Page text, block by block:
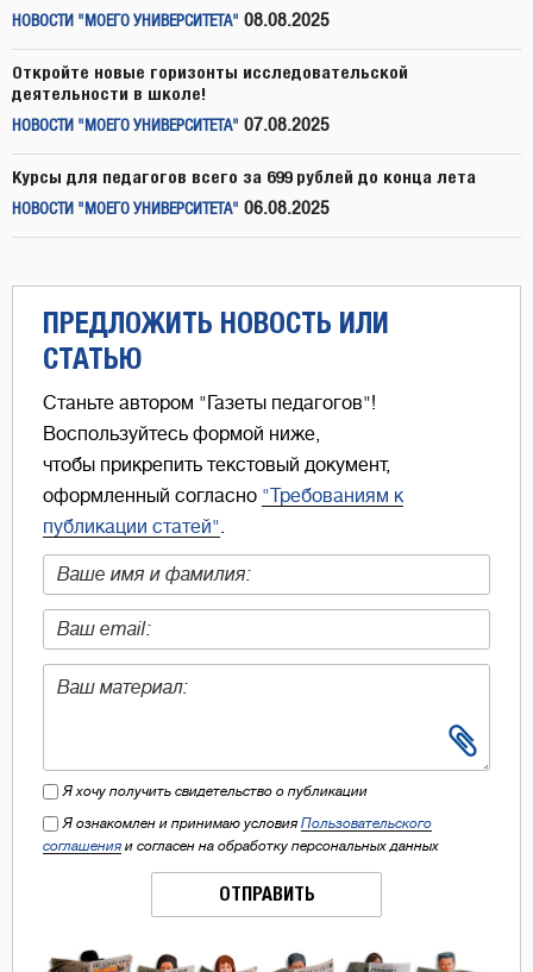
НОВОСТИ "МОЕГО УНИВЕРСИТЕТА" 08.08.2025
Откройте новые горизонты исследовательской
деятельности в школе!
НОВОСТИ "МОЕГО УНИВЕРСИТЕТА" 07.08.2025
Курсы для педагогов всего за 699 рублей до конца лета
НОВОСТИ "МОЕГО УНИВЕРСИТЕТА" 06.08.2025
ПРЕДЛОЖИТЬ НОВОСТЬ ИЛИ
СТАТЬЮ
Станьте автором "Газеты педагогов"!
Воспользуйтесь формой ниже,
чтобы прикрепить текстовый документ,
оформленный согласно "Требованиям к
публикации статей".
Я хочу получить свидетельство о публикации
Я ознакомлен и принимаю условия Пользовательского
соглашения и согласен на обработку персональных данных
ОТПРАВИТЬ